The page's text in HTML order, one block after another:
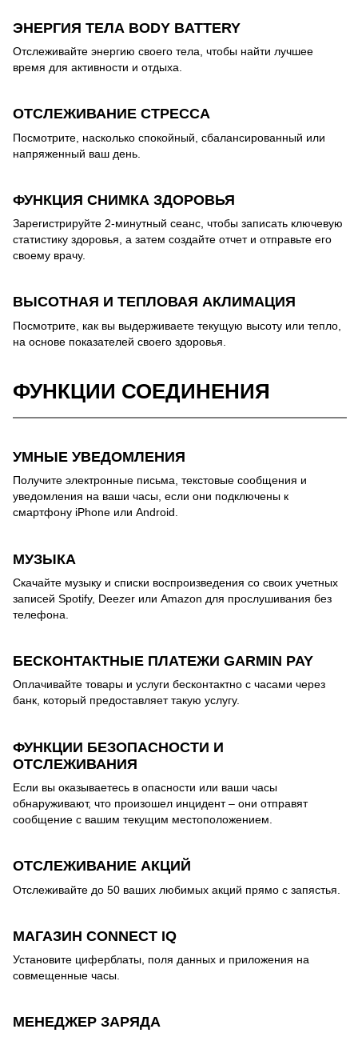
ЭНЕРГИЯ ТЕЛА BODY BATTERY
Отслеживайте энергию своего тела, чтобы найти лучшее
время для активности и отдыха.
ОТСЛЕЖИВАНИЕ СТРЕССА
Посмотрите, насколько спокойный, сбалансированный или
напряженный ваш день.
ФУНКЦИЯ СНИМКА ЗДОРОВЬЯ
Зарегистрируйте 2-минутный сеанс, чтобы записать ключевую
статистику здоровья, а затем создайте отчет и отправьте его
своему врачу.
ВЫСОТНАЯ И ТЕПЛОВАЯ АКЛИМАЦИЯ
Посмотрите, как вы выдерживаете текущую высоту или тепло,
на основе показателей своего здоровья.
ФУНКЦИИ СОЕДИНЕНИЯ
УМНЫЕ УВЕДОМЛЕНИЯ
Получите электронные письма, текстовые сообщения и
уведомления на ваши часы, если они подключены к
смартфону iPhone или Android.
МУЗЫКА
Скачайте музыку и списки воспроизведения со своих учетных
записей Spotify, Deezer или Amazon для прослушивания без
телефона.
БЕСКОНТАКТНЫЕ ПЛАТЕЖИ GARMIN PAY
Оплачивайте товары и услуги бесконтактно с часами через
банк, который предоставляет такую услугу.
ФУНКЦИИ БЕЗОПАСНОСТИ И
ОТСЛЕЖИВАНИЯ
Если вы оказываетесь в опасности или ваши часы
обнаруживают, что произошел инцидент – они отправят
сообщение с вашим текущим местоположением.
ОТСЛЕЖИВАНИЕ АКЦИЙ
Отслеживайте до 50 ваших любимых акций прямо с запястья.
МАГАЗИН CONNECT IQ
Установите циферблаты, поля данных и приложения на
совмещенные часы.
МЕНЕДЖЕР ЗАРЯДА